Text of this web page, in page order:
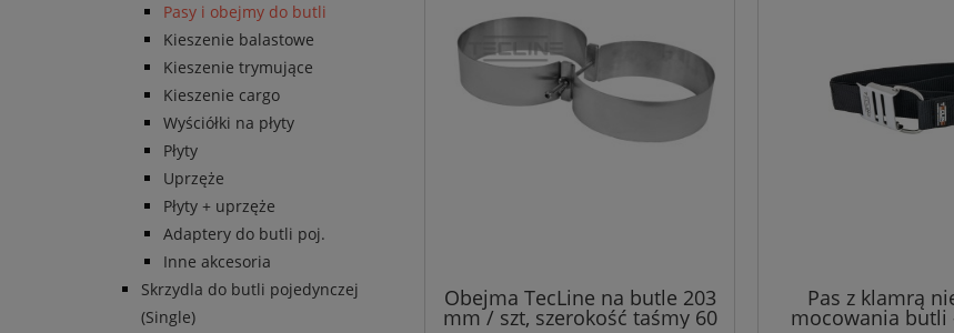
Pasy i obejmy do butli
Kieszenie balastowe
Kieszenie trymujące
Kieszenie cargo
Wyściółki na płyty
Płyty
Uprzęże
Płyty + uprzęże
Adaptery do butli poj.
Inne akcesoria
Skrzydla do butli pojedynczej
(Single)
Obejma TecLine na butle 203
mm / szt, szerokość taśmy 60
Pas z klamrą
mocowania butli